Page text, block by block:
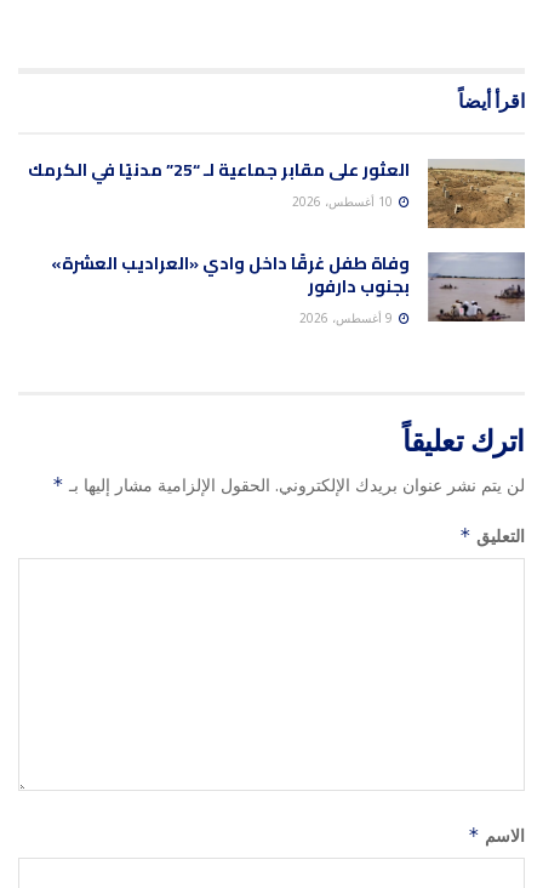
اقرأ أيضاً
العثور على مقابر جماعية لـ “25” مدنيًا في الكرمك
وفاة طفل غرقًا داخل وادي «العراديب العشرة»
بجنوب دارفور
اترك تعليقاً
لن يتم نشر عنوان بريدك الإلكتروني. الحقول الإلزامية مشار إليها بـ *
التعليق *
الاسم *